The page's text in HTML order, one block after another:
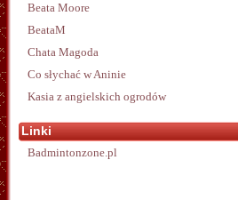
Beata Moore
BeataM
Chata Magoda
Co słychać w Aninie
Kasia z angielskich ogrodów
Linki
Badmintonzone.pl